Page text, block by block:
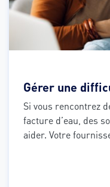
Gérer une
Si vous rencontrez
facture d’eau, des
aider. Votre